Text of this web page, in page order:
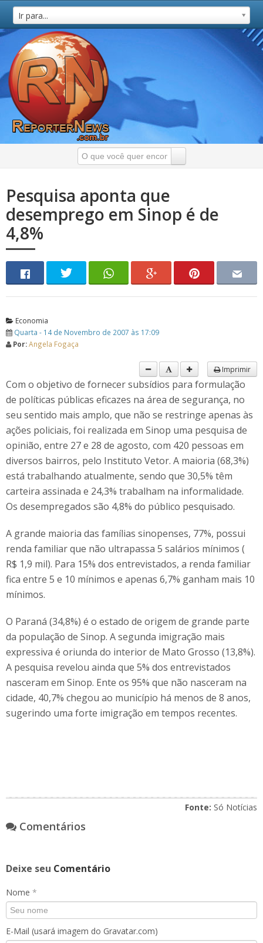
Ir para...
Pesquisa aponta que
desemprego em Sinop é de
4,8%
Economia
Quarta - 14 de Novembro de 2007 às 17:09
Por:Angela Fogaça
Imprimir
Com o objetivo de fornecer subsídios para formulação
de políticas públicas eficazes na área de segurança, no
seu sentido mais amplo, que não se restringe apenas às
ações policiais, foi realizada em Sinop uma pesquisa de
opinião, entre 27 e 28 de agosto, com 420 pessoas em
diversos bairros, pelo Instituto Vetor. A maioria (68,3%)
está trabalhando atualmente, sendo que 30,5% têm
carteira assinada e 24,3% trabalham na informalidade.
Os desempregados são 4,8% do público pesquisado.
A grande maioria das famílias sinopenses, 77%, possui
renda familiar que não ultrapassa 5 salários mínimos (
R$ 1,9 mil). Para 15% dos entrevistados, a renda familiar
fica entre 5 e 10 mínimos e apenas 6,7% ganham mais 10
mínimos.
O Paraná (34,8%) é o estado de origem de grande parte
da população de Sinop. A segunda imigração mais
expressiva é oriunda do interior de Mato Grosso (13,8%).
A pesquisa revelou ainda que 5% dos entrevistados
nasceram em Sinop. Ente os 95% que não nasceram na
cidade, 40,7% chegou ao município há menos de 8 anos,
sugerindo uma forte imigração em tempos recentes.
Fonte: Só Notícias
Comentários
Deixe seu Comentário
Nome *
E-Mail (usará imagem do Gravatar.com)